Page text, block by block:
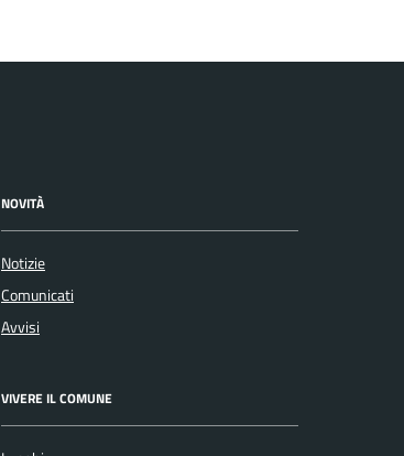
NOVITÀ
Notizie
Comunicati
Avvisi
VIVERE IL COMUNE